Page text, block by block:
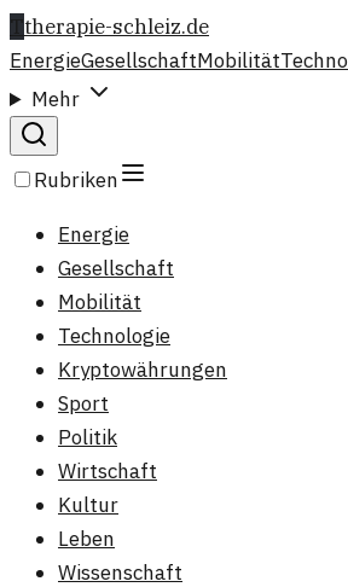
Ttherapie-schleiz.de
EnergieGesellschaftMobilität
Mehr
Rubriken
Energie
Gesellschaft
Mobilität
Technologie
Kryptowährungen
Sport
Politik
Wirtschaft
Kultur
Leben
Wissenschaft